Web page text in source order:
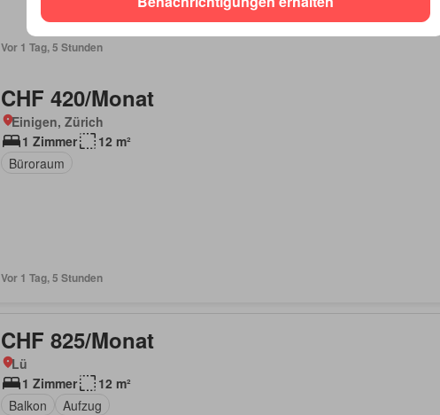
Vor 1 Tag, 5 Stunden
CHF 420/Monat
Einigen, Zürich
1 Zimmer
12 m²
Büroraum
Vor 1 Tag, 5 Stunden
CHF 825/Monat
Lü
1 Zimmer
12 m²
Balkon
Aufzug